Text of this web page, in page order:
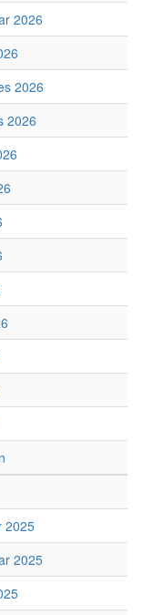
2026
2026
2026
2025
2025